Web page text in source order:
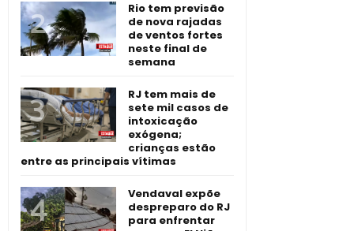
Rio tem previsão
de nova rajadas
de ventos fortes
neste final de
semana
RJ tem mais de
sete mil casos de
intoxicação
exógena;
crianças estão
entre as principais vítimas
Vendaval expõe
despreparo do RJ
para enfrentar